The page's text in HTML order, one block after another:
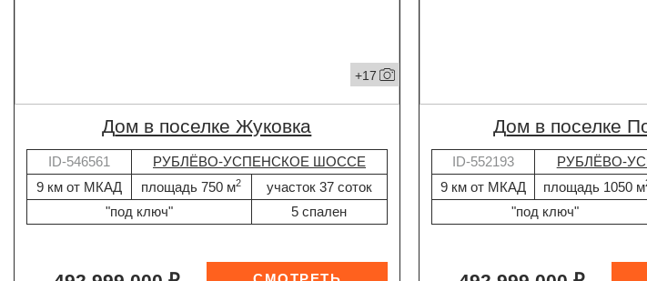
+17
дом в поселке Жуковка
ID-546561
РУБЛЁВО-УСПЕНСКОЕ ШОССЕ
9 км от МКАД
площадь 750 м2
участок 37 соток
"под ключ"
5 спален
дом в поселке
ID-552193
РУБЛЁВО-
9 км от МКАД
площадь 1050 м
"под ключ"